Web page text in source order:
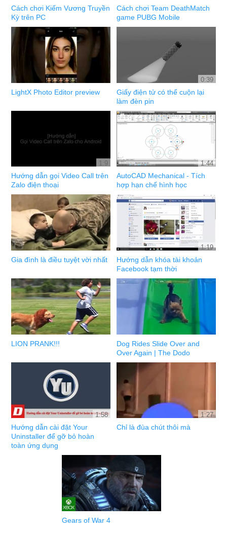
Cách chơi Kiếm Vương Truyền
Kỳ trên PC
Cách chơi Team DeathMatch
game PUBG Mobile
LightX Photo Editor preview
0:39
Giấy điện tử có thể cuộn lại
làm đèn pin
1:9
Hướng dẫn gọi Video Call trên
Zalo điện thoại
1:44
AutoCAD Mechanical - Tích
hợp hạn chế hình học
Gia đình là điều tuyệt vời nhất
1:19
Hướng dẫn khóa tài khoản
Facebook tạm thời
LION PRANK!!!
Dog Rides Slide Over and
Over Again | The Dodo
1:58
Hướng dẫn cài đặt Your
Uninstaller để gỡ bỏ hoàn
toàn ứng dụng
1:27
Chỉ là đùa chút thôi mà
Gears of War 4